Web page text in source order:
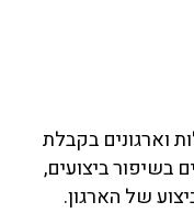
בקבלת
ביצועים,
של הארגון.